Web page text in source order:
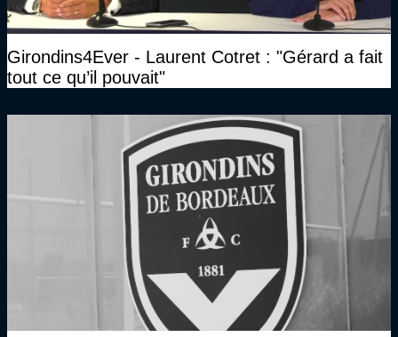
Girondins4Ever - Laurent Cotret : "Gérard a fait
tout ce qu’il pouvait"